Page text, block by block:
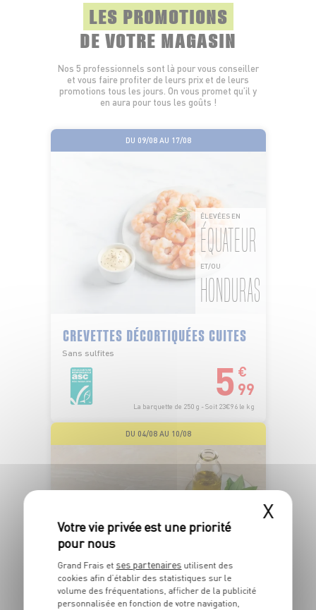
LES PROMOTIONS
DE VOTRE MAGASIN
Nos 5 professionnels sont là pour vous conseiller
et vous faire profiter de leurs prix et de leurs
promotions tous les jours. On vous promet qu’il y
en aura pour tous les goûts !
DU 09/08 AU 17/08
ÉLEVÉES EN
ÉQUATEUR
ET/OU
HONDURAS
CREVETTES DÉCORTIQUÉES CUITES
Sans sulfites
5 €
99
La barquette de 250 g - Soit 23€96 le kg
DU 04/08 AU 10/08
ITALIE
X
Grand Frais et ses partenaires utilisent des
cookies afin d’établir des statistiques sur le
volume des fréquentations, afficher de la publicité
personnalisée en fonction de votre navigation,